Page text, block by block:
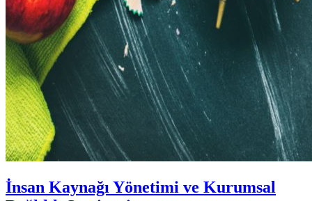
İnsan Kaynağı Yönetimi ve Kurumsal